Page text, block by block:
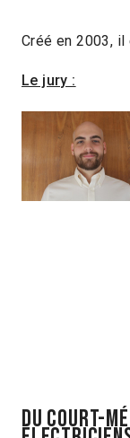
Créé en 2003,
Le jury :
du court-